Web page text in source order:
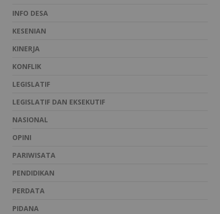
INFO DESA
KESENIAN
KINERJA
KONFLIK
LEGISLATIF
LEGISLATIF DAN EKSEKUTIF
NASIONAL
OPINI
PARIWISATA
PENDIDIKAN
PERDATA
PIDANA